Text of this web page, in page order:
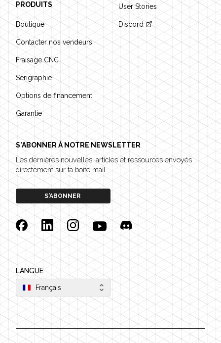
PRODUITS
Boutique
Contacter nos vendeurs
Fraisage CNC
Sérigraphie
Options de financement
Garantie
User Stories
Discord
S'ABONNER À NOTRE NEWSLETTER
Les dernières nouvelles, articles et ressources envoyés
directement sur ta boite mail.
S'ABONNER
FacebookLinkedinInstagramYouTubeDiscord
LANGUE
Français